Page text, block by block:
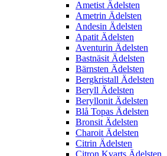
Ametist Ädelsten
Ametrin Ädelsten
Andesin Ädelsten
Apatit Ädelsten
Aventurin Ädelsten
Bastnäsit Ädelsten
Bärnsten Ädelsten
Bergkristall Ädelsten
Beryll Ädelsten
Beryllonit Ädelsten
Blå Topas Ädelsten
Bronsit Ädelsten
Charoit Ädelsten
Citrin Ädelsten